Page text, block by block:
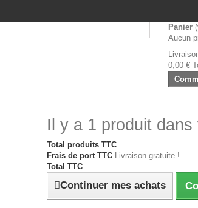
Panier
Aucun
0,00 €
Il y a 1 produit dans
Total produits TTC
Frais de port TTC Livraison gratuite !
Total TTC
Continuer mes achats